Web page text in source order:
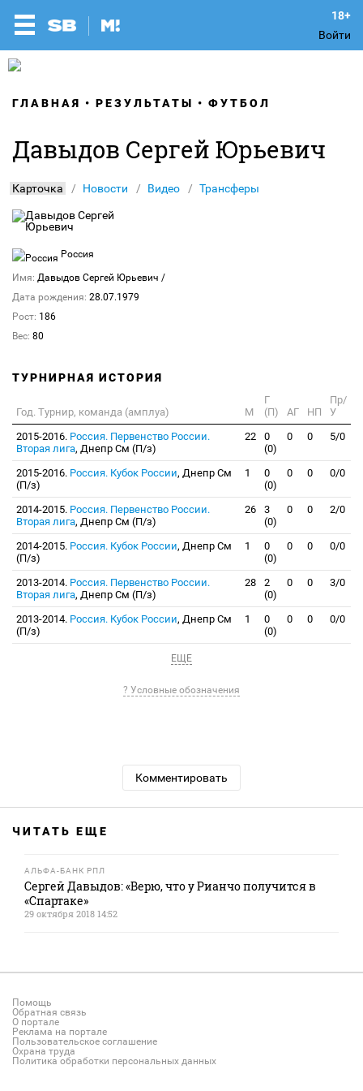
Войти
ГЛАВНАЯ РЕЗУЛЬТАТЫ ФУТБОЛ
Давыдов Сергей Юрьевич
Карточка Новости Видео Трансферы
Россия
Имя: Давыдов Сергей Юрьевич /
Дата рождения: 28.07.1979
Рост: 186
Вес: 80
ТУРНИРНАЯ ИСТОРИЯ
Год. Турнир, команда (амплуа) М
Г
(П)
АГ НП
Пр/
У
2015-2016. Россия. Первенство России.
Вторая лига, Днепр См (П/з)
22
0
(0)
0 0 5/0
2015-2016. Россия. Кубок России, Днепр См
(П/з)
1
0
(0)
0 0 0/0
2014-2015. Россия. Первенство России.
Вторая лига, Днепр См (П/з)
26
3
(0)
0 0 2/0
2014-2015. Россия. Кубок России, Днепр См
(П/з)
1
0
(0)
0 0 0/0
2013-2014. Россия. Первенство России.
Вторая лига, Днепр См (П/з)
28
2
(0)
0 0 3/0
2013-2014. Россия. Кубок России, Днепр См
(П/з)
1
0
(0)
0 0 0/0
ЕЩЕ
? Условные обозначения
Комментировать
ЧИТАТЬ ЕЩЕ
АЛЬФА-БАНК РПЛ
Сергей Давыдов: «Верю, что у Рианчо получится в
«Спартаке»
29 октября 2018 14:52
Помощь
Обратная связь
О портале
Реклама на портале
Пользовательское соглашение
Охрана труда
Политика обработки персональных данных